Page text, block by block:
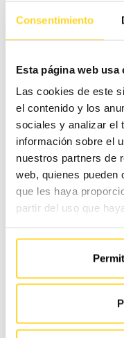
Consentimiento
Esta página web usa
Las cookies de este
el contenido y los
sociales y analizar el
información sobre el
nuestros partners de
web, quienes pueden
que les haya
partir del uso que
1
#
Atenció